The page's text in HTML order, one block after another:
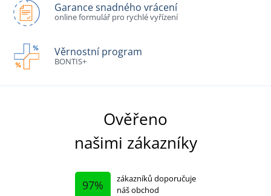
Garance snadného vrácení
online formulář pro rychlé vyřízení
Věrnostní program
BONTIS+
Ověřeno
našimi zákazníky
97%
zákazníků doporučuje
náš obchod